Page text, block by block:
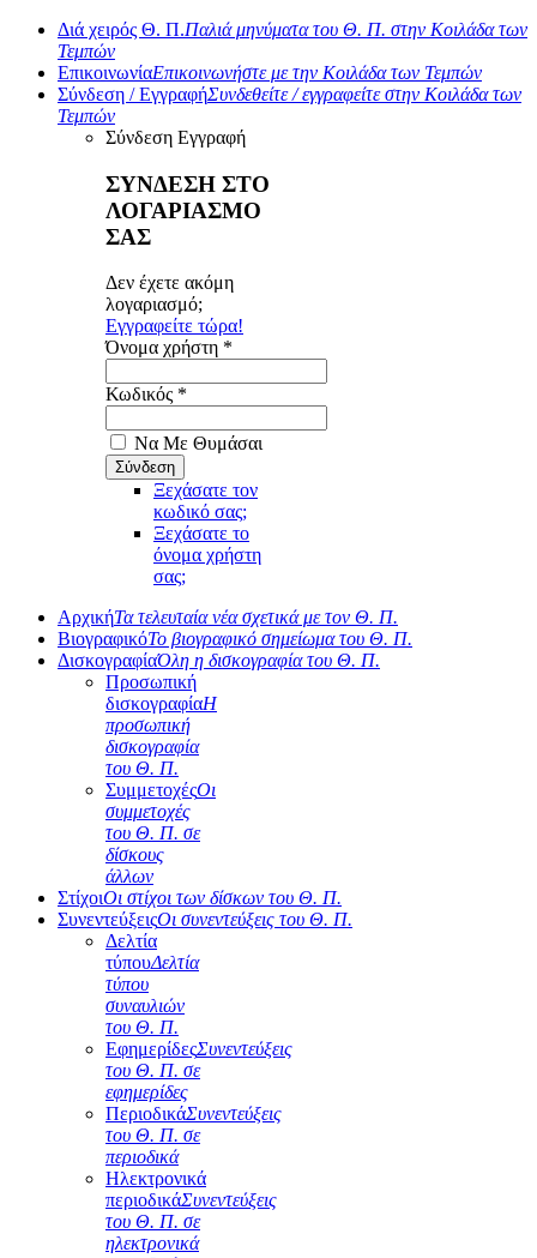
Διά χειρός Θ. Π.Παλιά μηνύματα του Θ. Π. στην Κοιλάδα των
Τεμπών
ΕπικοινωνίαΕπικοινωνήστε με την Κοιλάδα των Τεμπών
Σύνδεση / ΕγγραφήΣυνδεθείτε / εγγραφείτε στην Κοιλάδα των
Τεμπών
Σύνδεση Εγγραφή
ΣΥΝΔΕΣΗ ΣΤΟ
ΛΟΓΑΡΙΑΣΜΟ
ΣΑΣ
Δεν έχετε ακόμη
λογαριασμό;
Εγγραφείτε τώρα!
Όνομα χρήστη *
Κωδικός *
Να Με Θυμάσαι
Ξεχάσατε τον
κωδικό σας;
Ξεχάσατε το
όνομα χρήστη
σας;
ΑρχικήΤα τελευταία νέα σχετικά με τον Θ. Π.
ΒιογραφικόΤο βιογραφικό σημείωμα του Θ. Π.
ΔισκογραφίαΌλη η δισκογραφία του Θ. Π.
Προσωπική
δισκογραφίαΗ
προσωπική
δισκογραφία
του Θ. Π.
ΣυμμετοχέςΟι
συμμετοχές
του Θ. Π. σε
δίσκους
άλλων
ΣτίχοιΟι στίχοι των δίσκων του Θ. Π.
ΣυνεντεύξειςΟι συνεντεύξεις του Θ. Π.
Δελτία
τύπουΔελτία
τύπου
συναυλιών
του Θ. Π.
ΕφημερίδεςΣυνεντεύξεις
του Θ. Π. σε
εφημερίδες
ΠεριοδικάΣυνεντεύξεις
του Θ. Π. σε
περιοδικά
Ηλεκτρονικά
περιοδικάΣυνεντεύξεις
του Θ. Π. σε
ηλεκτρονικά